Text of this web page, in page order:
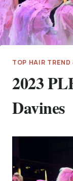
TOP HAIR
2023
Davines